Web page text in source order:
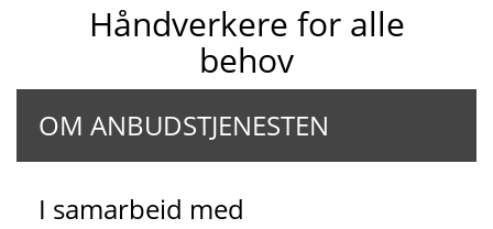
Håndverkere for alle
behov
OM ANBUDSTJENESTEN
I samarbeid med